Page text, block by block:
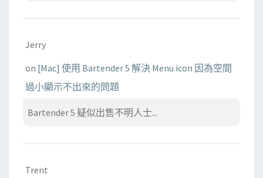
Jerry
on [Mac] 使用 Bartender 5 解決 Menu icon 因為空間
過小顯示不出來的問題
Bartender 5 疑似出售不明人士...
Trent